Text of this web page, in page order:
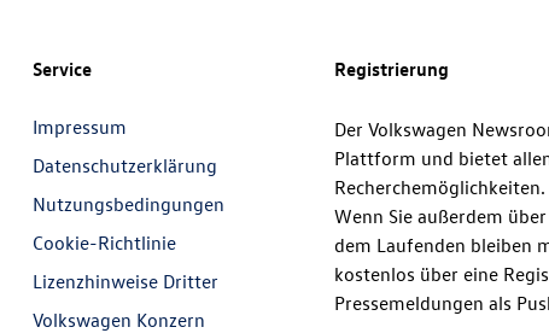
Service
Impressum
Datenschutzerklärung
Nutzungsbedingungen
Cookie-Richtlinie
Lizenzhinweise Dritter
Volkswagen Konzern
Registrierung
Der Volkswagen
Plattform und bietet
Recherchemöglichkeiten.
Wenn Sie außerdem
dem Laufenden bleiben
kostenlos über eine
Pressemeldungen als